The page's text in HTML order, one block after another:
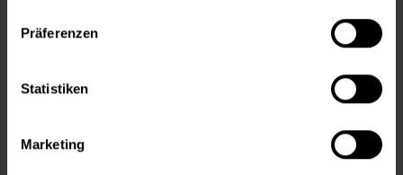
Präferenzen
Statistiken
Marketing
Versand innerhalb von 48h*